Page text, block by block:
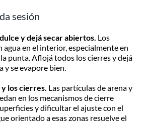
sesión
y dejá secar abiertos. Los
agua en el interior, especialmente en
punta. Aflojá todos los cierres y dejá
y se evapore bien.
y los cierres. Las partículas de arena y
en los mecanismos de cierre
y dificultar el ajuste con el
orientado a esas zonas resuelve el